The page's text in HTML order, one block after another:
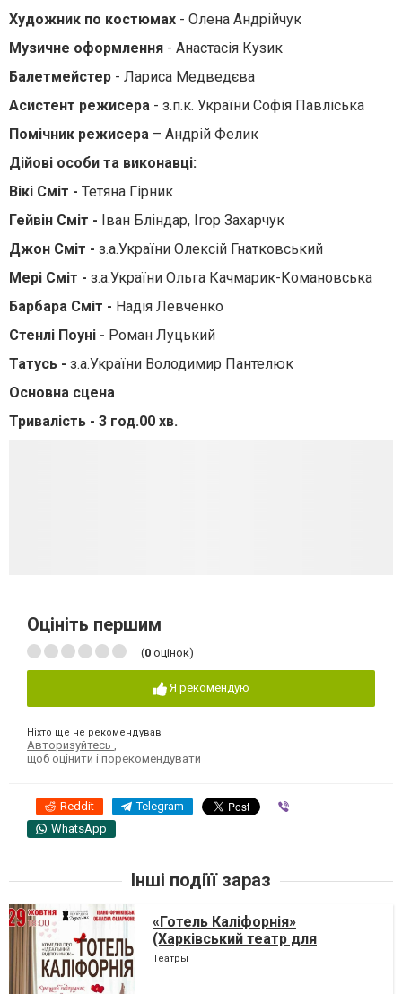
Художник по костюмах - Олена Андрійчук
Музичне оформлення - Анастасія Кузик
Балетмейстер - Лариса Медведєва
Асистент режисера - з.п.к. України Софія Павліська
Помічник режисера – Андрій Фелик
Дійові особи та виконавці:
Вікі Сміт - Тетяна Гірник
Гейвін Сміт - Іван Бліндар, Ігор Захарчук
Джон Сміт - з.а.України Олексій Гнатковський
Мері Сміт - з.а.України Ольга Качмарик-Комановська
Барбара Сміт - Надія Левченко
Стенлі Поуні - Роман Луцький
Татусь - з.а.України Володимир Пантелюк
Основна сцена
Тривалість - 3 год.00 хв.
Оцініть першим
(0 оцінок)
Я рекомендую
Ніхто ще не рекомендував
Авторизуйтесь
щоб оцінити і порекомендувати
Reddit Telegram
WhatsApp
Інші подіїї зараз
«Готель Каліфорнія»
(Харківський театр для
дорослих)
Театры